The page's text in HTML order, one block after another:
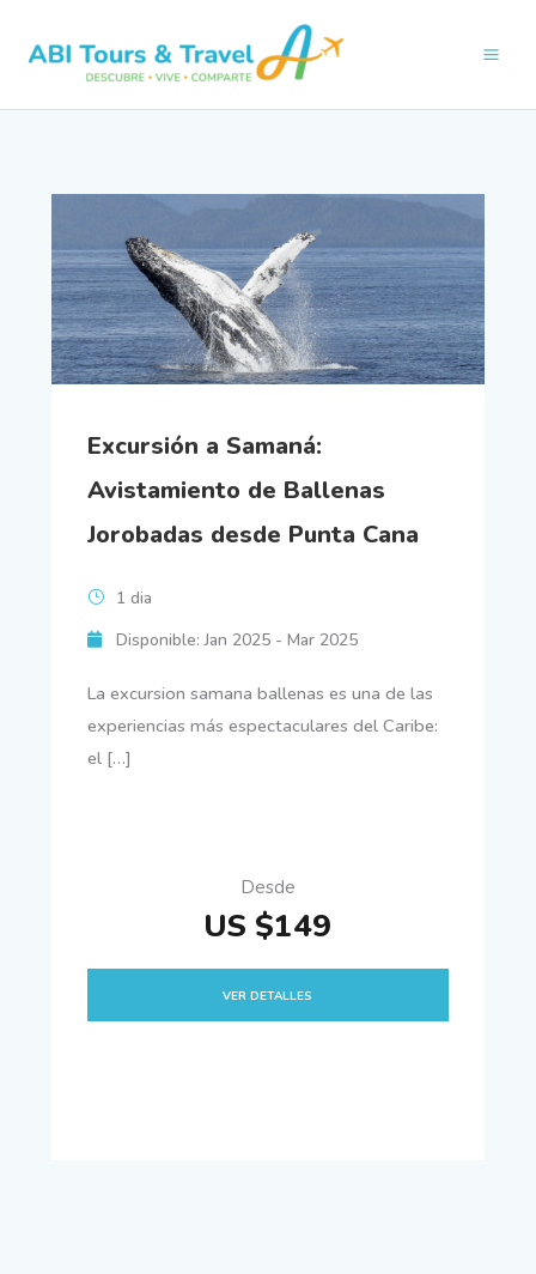
Excursión a Samaná:
Avistamiento de Ballenas
Jorobadas desde Punta Cana
1 dia
Disponible: Jan 2025 - Mar 2025
La excursion samana ballenas es una de las
experiencias más espectaculares del Caribe:
el […]
Desde
US $149
VER DETALLES